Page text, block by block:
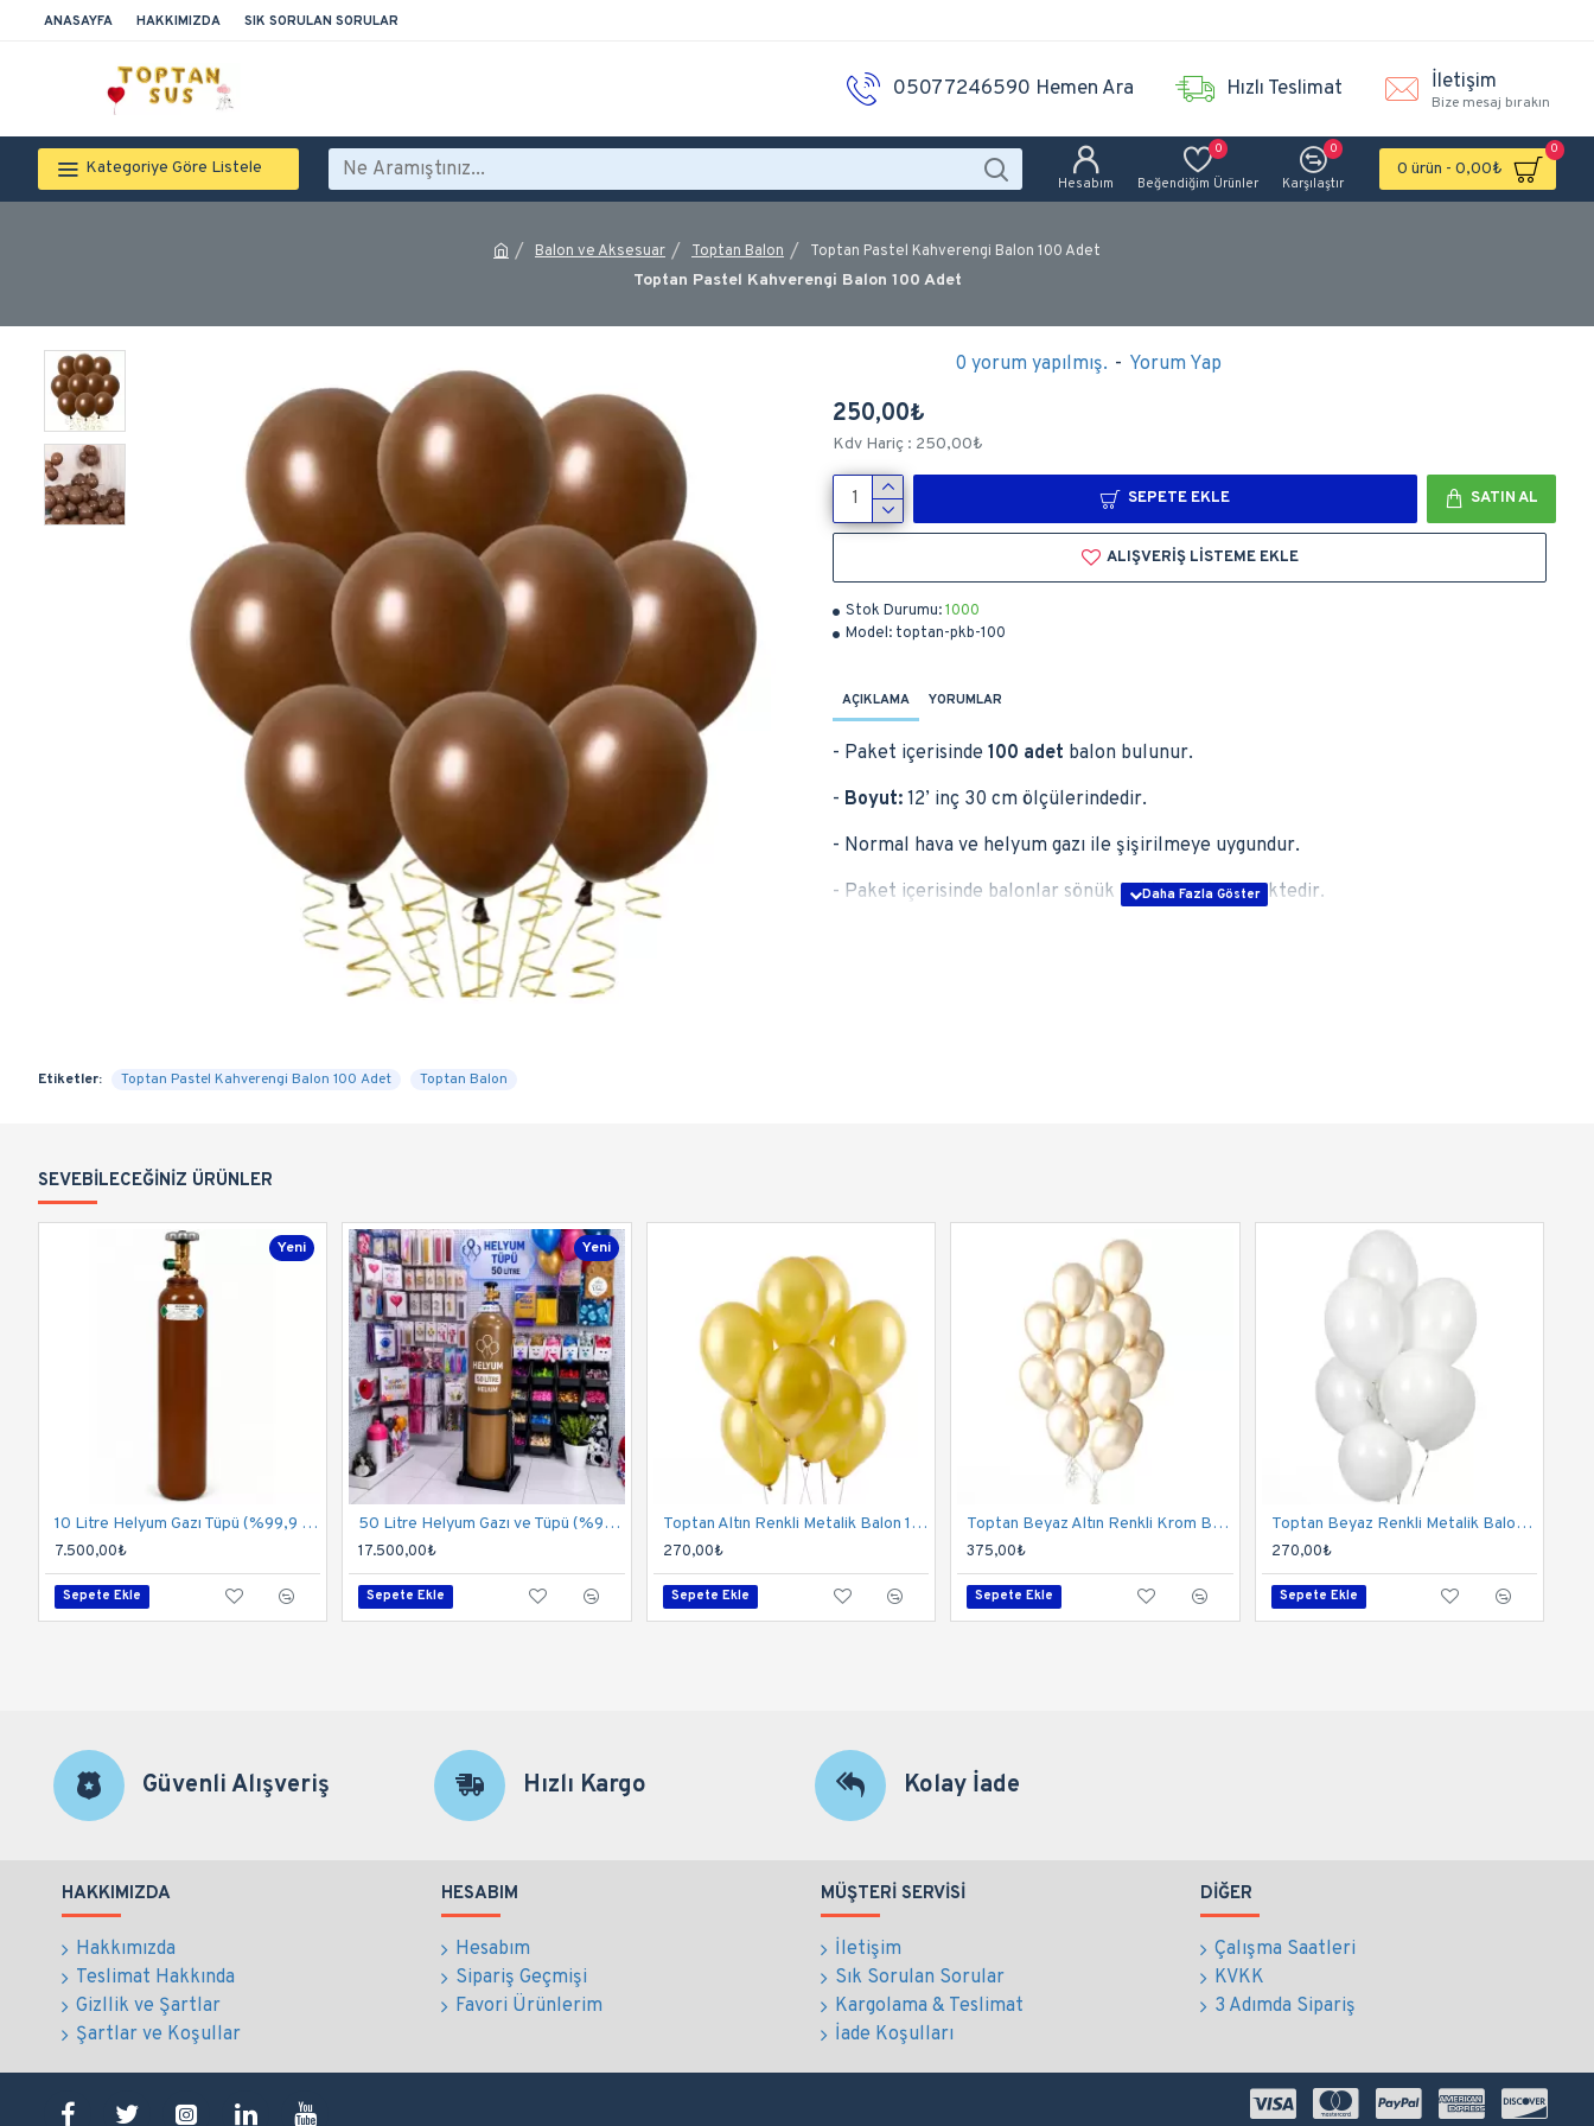
ANASAYFA HAKKIMIZDA SIK SORULAN SORULAR
05077246590 Hemen Ara Hızlı Teslimat İletişim
Bize mesaj bırakın
Kategoriye Göre Listele
Hesabım Beğendiğim Ürünler
0
Karşılaştır
0
0 ürün - 0,00₺
0
Balon ve Aksesuar Toptan Balon Toptan Pastel Kahverengi Balon 100 Adet
Toptan Pastel Kahverengi Balon 100 Adet
Stok Durumu:1000
Model: toptan-pkb-100
0 yorum yapılmış. - Yorum Yap
250,00₺
Kdv Hariç : 250,00₺
SEPETE EKLE SATIN AL
ALIŞVERIŞ LISTEME EKLE
AÇIKLAMA YORUMLAR
- Paket içerisinde 100 adet balon bulunur.
- Boyut: 12’ inç 30 cm ölçülerindedir.
- Normal hava ve helyum gazı ile şişirilmeye uygundur.
- Paket içerisinde balonlar sönük halde gönderilmektedir.
Etiketler: Toptan Pastel Kahverengi Balon 100 Adet Toptan Balon
SEVEBILECEĞINIZ ÜRÜNLER
Yeni
10 Litre Helyum Gazı Tüpü (%99,9 Saflık) | 130-150 Balon Kapasitesi
7.500,00₺
Sepete Ekle
Yeni
50 Litre Helyum Gazı ve Tüpü (%99,9 Saflık) | 800-900 Balon Kapasitesi
17.500,00₺
Sepete Ekle
Toptan Altın Renkli Metalik Balon 100 Adet
270,00₺
Sepete Ekle
Toptan Beyaz Altın Renkli Krom Balon 50 Adet
375,00₺
Sepete Ekle
Toptan Beyaz Renkli Metalik Balon 100 Adet
270,00₺
Sepete Ekle
Güvenli Alışveriş Hızlı Kargo Kolay İade
HAKKIMIZDA
Hakkımızda
Teslimat Hakkında
Gizllik ve Şartlar
Şartlar ve Koşullar
HESABIM
Hesabım
Sipariş Geçmişi
Favori Ürünlerim
MÜŞTERI SERVISI
İletişim
Sık Sorulan Sorular
Kargolama & Teslimat
İade Koşulları
DIĞER
Çalışma Saatleri
KVKK
3 Adımda Sipariş